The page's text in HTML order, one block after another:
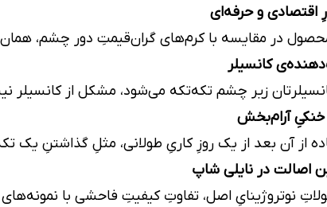
اقتصادی و حرفه‌ای
در مقایسه با کرم‌های گران‌قیمتِ دور چشم، همان
کانسیلر
زیر چشم تکه‌تکه می‌شود، مشکل از
آرام‌بخش
از آن بعد از یک روزِ کاریِ طولانی، مثلِ گذاشتنِ
اصالت در نایلی شاپ
نوتروژینایِ اصل، تفاوتِ کیفیتِ فاحشی با